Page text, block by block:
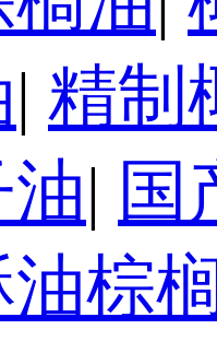
| 精制
| 国
棕